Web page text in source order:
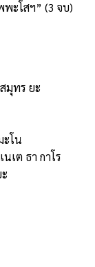
ะโสฯ” (3 จบ)
มุทร ยะ
ะโน
เต ธา กาโร